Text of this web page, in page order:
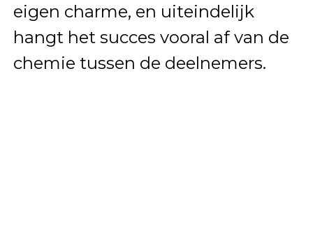
eigen charme, en uiteindelijk
hangt het succes vooral af van de
chemie tussen de deelnemers.